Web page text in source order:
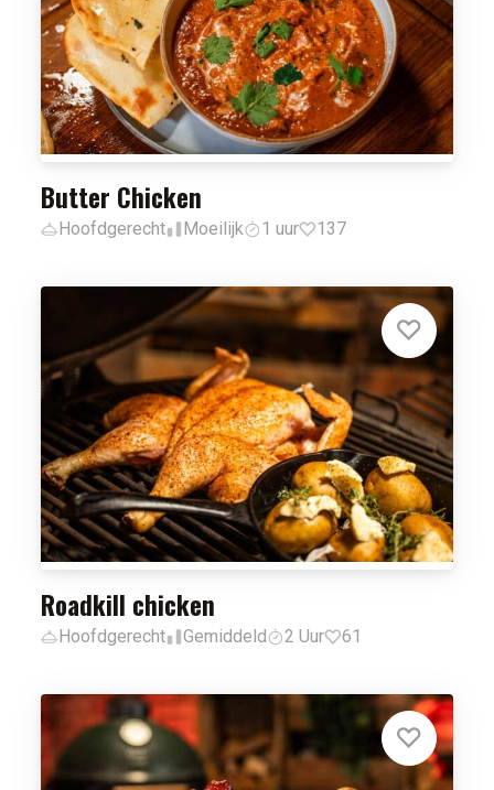
Butter Chicken
Hoofdgerecht Moeilijk 1 uur 137
Roadkill chicken
Hoofdgerecht Gemiddeld 2 Uur 61